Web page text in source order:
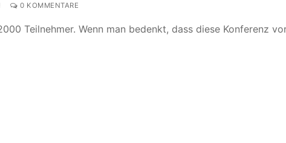
0 KOMMENTARE
Teilnehmer. Wenn man bedenkt, dass diese Konferenz